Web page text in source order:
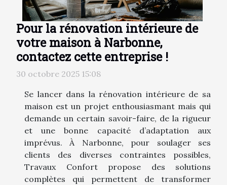
Pour la rénovation intérieure de
votre maison à Narbonne,
contactez cette entreprise !
30 octobre 2025 15:08
Se lancer dans la rénovation intérieure de sa
maison est un projet enthousiasmant mais qui
demande un certain savoir-faire, de la rigueur
et une bonne capacité d’adaptation aux
imprévus. À Narbonne, pour soulager ses
clients des diverses contraintes possibles,
Travaux Confort propose des solutions
complètes qui permettent de transformer